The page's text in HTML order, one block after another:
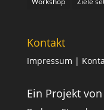
Kontakt
Impressum |
Ein Projekt von